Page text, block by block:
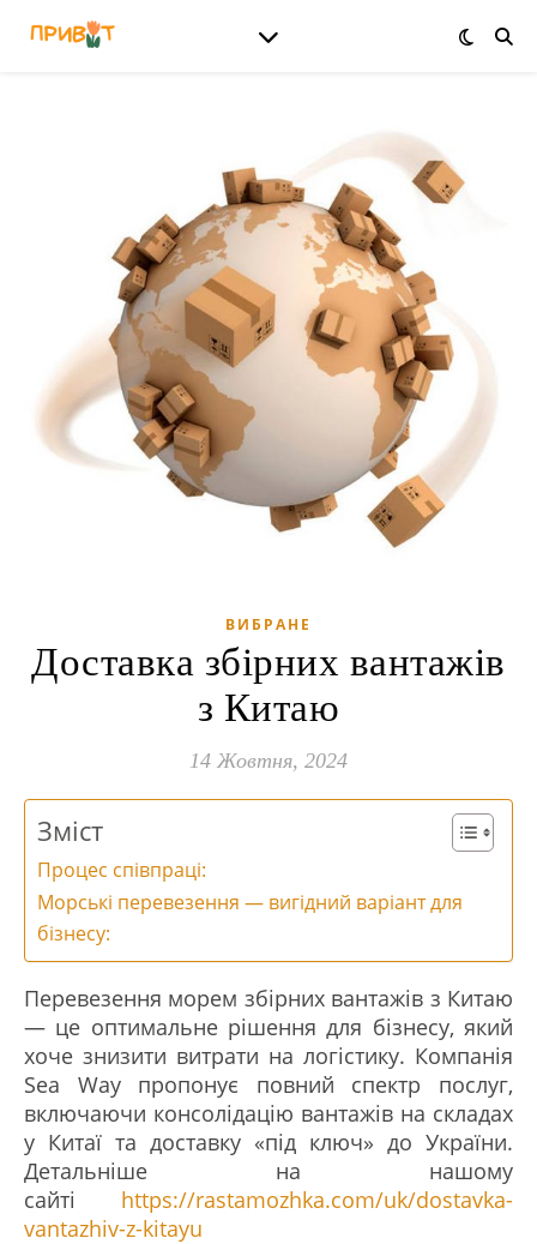
ВИБРАНЕ
Доставка збірних вантажів
з Китаю
14 Жовтня, 2024
Зміст
Процес співпраці:
Морські перевезення — вигідний варіант для
бізнесу:
Перевезення морем збірних вантажів з Китаю
— це оптимальне рішення для бізнесу, який
хоче знизити витрати на логістику. Компанія
Sea Way пропонує повний спектр послуг,
включаючи консолідацію вантажів на складах
у Китаї та доставку «під ключ» до України.
Детальніше на нашому
сайті https://rastamozhka.com/uk/dostavka-
vantazhiv-z-kitayu